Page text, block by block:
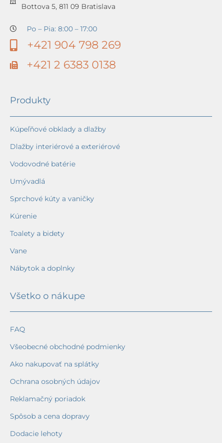
Bottova 5, 811 09 Bratislava
Po – Pia: 8:00 – 17:00
+421 904 798 269
+421 2 6383 0138
Produkty
Kúpeľňové obklady a dlažby
Dlažby interiérové a exteriérové
Vodovodné batérie
Umývadlá
Sprchové kúty a vaničky
Kúrenie
Toalety a bidety
Vane
Nábytok a doplnky
Všetko o nákupe
FAQ
Všeobecné obchodné podmienky
Ako nakupovať na splátky
Ochrana osobných údajov
Reklamačný poriadok
Spôsob a cena dopravy
Dodacie lehoty